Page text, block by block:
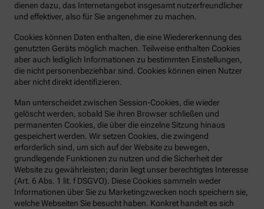
dienen dazu, das Internetangebot insgesamt nutzerfreundlicher
und effektiver, also für Sie angenehmer zu machen.
Cookies können Daten enthalten, die eine Wiedererkennung des
genutzten Geräts möglich machen. Teilweise enthalten Cookies
aber auch lediglich Informationen zu bestimmten Einstellungen,
die nicht personenbeziehbar sind. Cookies können einen Nutzer
aber nicht direkt identifizieren.
Man unterscheidet zwischen Session-Cookies, die wieder
gelöscht werden, sobald Sie ihren Browser schließen und
permanenten Cookies, die über die einzelne Sitzung hinaus
gespeichert werden. Wir setzen Cookies, die zwingend
erforderlich sind, um sich auf der Website zu bewegen,
grundlegende Funktionen zu nutzen und die Sicherheit der
Website zu gewährleisten; darin liegt unser berechtigtes Interesse
(Art. 6 Abs. 1 lit. f DSGVO). Diese Cookies sammeln weder
Informationen über Sie zu Marketingzwecken noch speichern sie,
welche Webseiten Sie besucht haben. Konkret handelt es sich